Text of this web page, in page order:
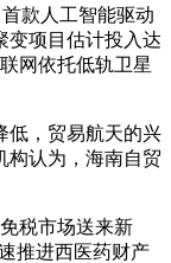
款人工智能驱动
变项目估计投入达
网依托低轨卫星
，贸易航天的兴
构认为，海南自贸
税市场送来新
推进西医药财产